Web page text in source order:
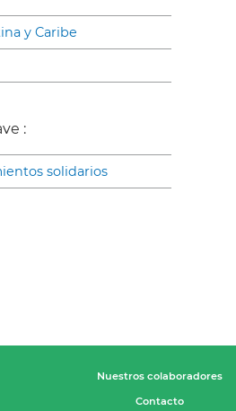
y Caribe
:
solidarios
Nuestros colaboradores
Contacto